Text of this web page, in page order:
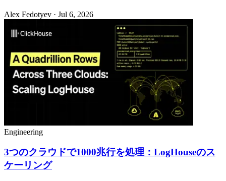
Alex Fedotyev · Jul 6, 2026
Engineering
3つのクラウドで1000兆行を処理：LogHouseのス
ケーリング